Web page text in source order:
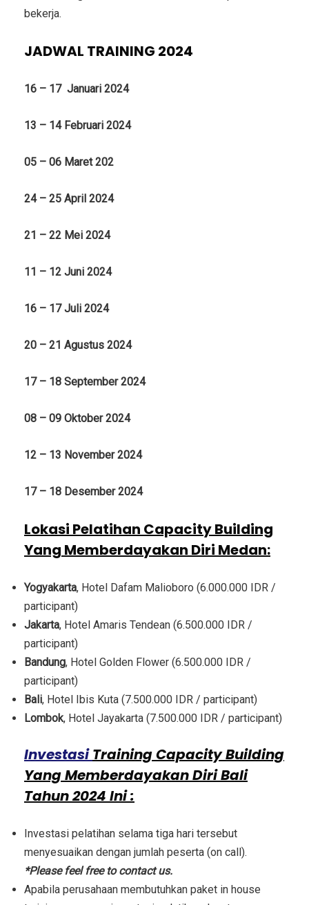
bekerja.
JADWAL TRAINING 2024
16 – 17 Januari 2024
13 – 14 Februari 2024
05 – 06 Maret 202
24 – 25 April 2024
21 – 22 Mei 2024
11 – 12 Juni 2024
16 – 17 Juli 2024
20 – 21 Agustus 2024
17 – 18 September 2024
08 – 09 Oktober 2024
12 – 13 November 2024
17 – 18 Desember 2024
Lokasi Pelatihan Capacity Building
Yang Memberdayakan Diri Medan:
Yogyakarta, Hotel Dafam Malioboro (6.000.000 IDR /
participant)
Jakarta, Hotel Amaris Tendean (6.500.000 IDR /
participant)
Bandung, Hotel Golden Flower (6.500.000 IDR /
participant)
Bali, Hotel Ibis Kuta (7.500.000 IDR / participant)
Lombok, Hotel Jayakarta (7.500.000 IDR / participant)
InvestasiTraining Capacity Building
Yang Memberdayakan Diri Bali
Tahun 2024 Ini :
Investasi pelatihan selama tiga hari tersebut
menyesuaikan dengan jumlah peserta (on call).
*Please feel free to contact us.
Apabila perusahaan membutuhkan paket in house